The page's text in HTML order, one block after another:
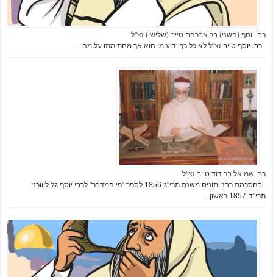
רבי יוסף (השני) בר אברהם טייב (שלישי) זצ"ל
רבי יוסף טייב זצ"ל לא כל כך ידוע מי הוא אך מחתימתו על מה …
רבי שמואל בר דוד טייב זצ"ל
בהסכמת רבני תוניס משנת תרי"ג-1856 לספר "פי המדבר" לרבי יוסף גג' ליוורנו
תרי"ד-1857 ראשון …